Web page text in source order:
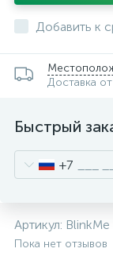
Добавить к
Доставка от
Быстрый
+7
Артикул: BlinkMe
Пока нет отзывов